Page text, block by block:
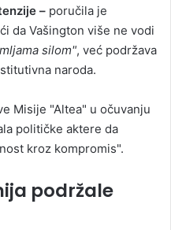
– poručila je
da Vašington više ne vodi
silom", već podržava
naroda.
Misije "Altea" u očuvanju
političke aktere da
kroz kompromis".
podržale